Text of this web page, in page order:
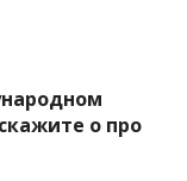
о про